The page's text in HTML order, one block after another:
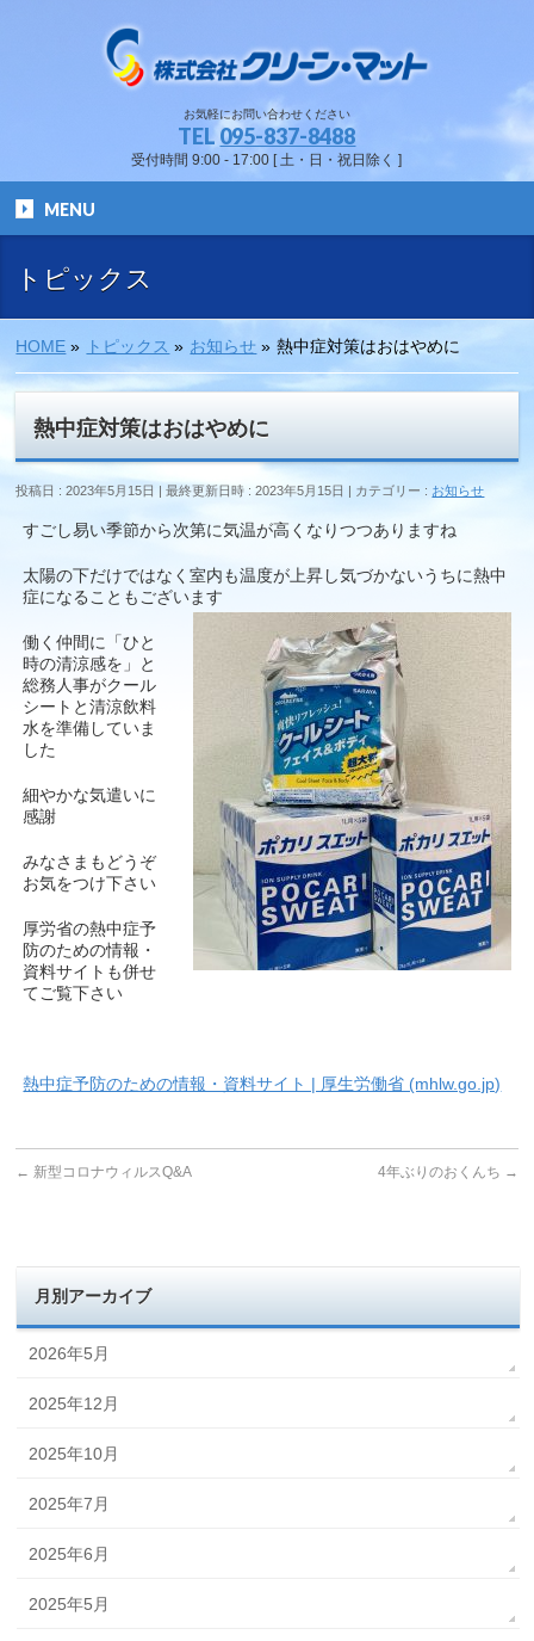
お気軽にお問い合わせください
TEL 095-837-8488
受付時間 9:00 - 17:00 [ 土・日・祝日除く ]
MENU
トピックス
HOME » トピックス » お知らせ » 熱中症対策はおはやめに
熱中症対策はおはやめに
投稿日 : 2023年5月15日 最終更新日時 : 2023年5月15日 カテゴリー : お知らせ
すごし易い季節から次第に気温が高くなりつつありますね
太陽の下だけではなく室内も温度が上昇し気づかないうちに熱中
症になることもございます
働く仲間に「ひと
時の清涼感を」と
総務人事がクール
シートと清涼飲料
水を準備していま
した
細やかな気遣いに
感謝
みなさまもどうぞ
お気をつけ下さい
厚労省の熱中症予
防のための情報・
資料サイトも併せ
てご覧下さい
熱中症予防のための情報・資料サイト | 厚生労働省 (mhlw.go.jp)
← 新型コロナウィルスQ&A 4年ぶりのおくんち →
月別アーカイブ
2026年5月
2025年12月
2025年10月
2025年7月
2025年6月
2025年5月